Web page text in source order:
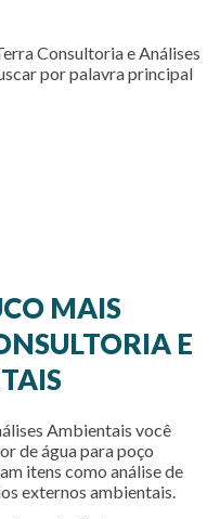
Consultoria e Análises
por palavra principal
MAIS
E
Ambientais você
de água para poço
itens como análise de
externos ambientais.